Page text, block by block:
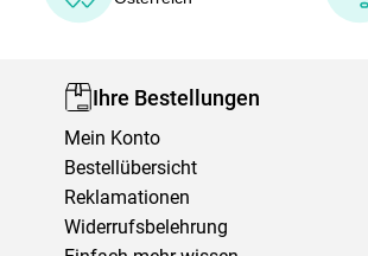
Ihre Bestellungen
Mein Konto
Bestellübersicht
Reklamationen
Widerrufsbelehrung